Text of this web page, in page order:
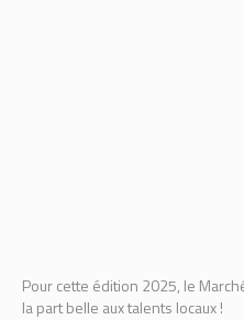
Pour cette édition 2025, le
la part belle aux talents locaux !